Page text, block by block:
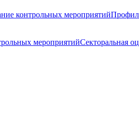
контрольных мероприятий
мероприятийСекторальная